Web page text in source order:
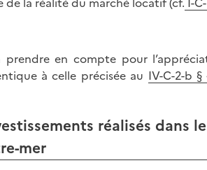
prendre en compte pour
à celle précisée au IV-C-2-b
réalisés dans
mer